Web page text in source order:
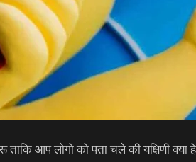
आप लोगो को पता चले की यक्षिणी क्या हे